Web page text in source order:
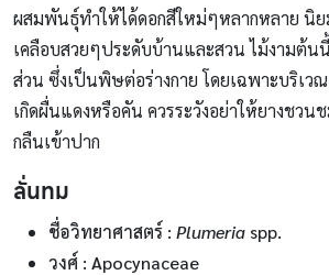
ผสมพันธุ์ทำให้ได้ดอกสีใหม่ๆหลากหลาย นิย
เคลือบสวยๆประดับบ้านและสวน ไม้งามต้น
ส่วน ซึ่งเป็นพิษต่อร่างกาย โดยเฉพาะบริเว
เกิดผื่นแดงหรือคัน ควรระวังอย่าให้ยางชวน
กลืนเข้าปาก
ลั่นทม
ชื่อวิทยาศาสตร์ : Plumeria spp.
วงศ์ : Apocynaceae